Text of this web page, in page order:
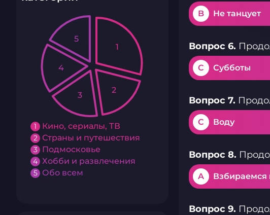
1 Кино, сериалы, ТВ
2 Страны и путешествия
3 Подмосковье
4 Хобби и развлечения
5 Обо всем
1
2
3
4
5
B Не танцует
Вопрос 6.
C Субботы
Вопрос 7.
C Воду
Вопрос 8.
A Взбираемся
Вопрос 9.